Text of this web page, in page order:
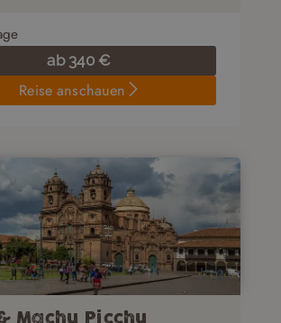
ab 340 €
Reise anschauen
Machu Picchu